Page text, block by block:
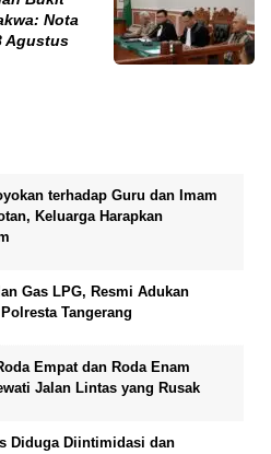
Nota
Agustus
terhadap Guru dan Imam
Keluarga Harapkan
Gas LPG, Resmi Adukan
Tangerang
Empat dan Roda Enam
Jalan Lintas yang Rusak
Diduga Diintimidasi dan